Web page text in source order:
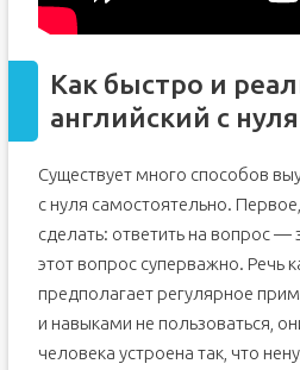
Как быстро и
английский с нуля
Существует много способов
с нуля самостоятельно.
сделать: ответить на вопрос —
этот вопрос суперважно. Речь
предполагает регулярное
и навыками не пользоваться,
человека устроена так, что